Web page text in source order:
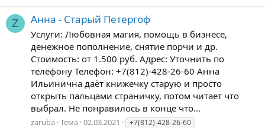
Z Анна - Старый Петергоф
Услуги: Любовная магия, помощь в бизнесе,
денежное пополнение, снятие порчи и др.
Стоимость: от 1.500 руб. Адрес: Уточнить по
телефону Телефон: +7(812)-428-26-60 Анна
Ильинична даёт книжечку старую и просто
открыть пальцами страничку, потом читает что
выбрал. Не понравилось в конце что...
zaruba Тема 02.03.2021
+7(812)-428-26-60